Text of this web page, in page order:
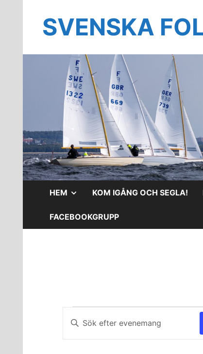
innehållSVENSKA
HEM VISA
UNDERMENY
KOM IGÅNG OCH SEGLA!
FACEBOOKGRUPP
Evenemang
för
Ange
nyckelord.
Sök